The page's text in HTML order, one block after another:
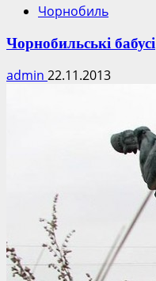
Чорнобиль
Чорнобильські бабусі
admin 22.11.2013